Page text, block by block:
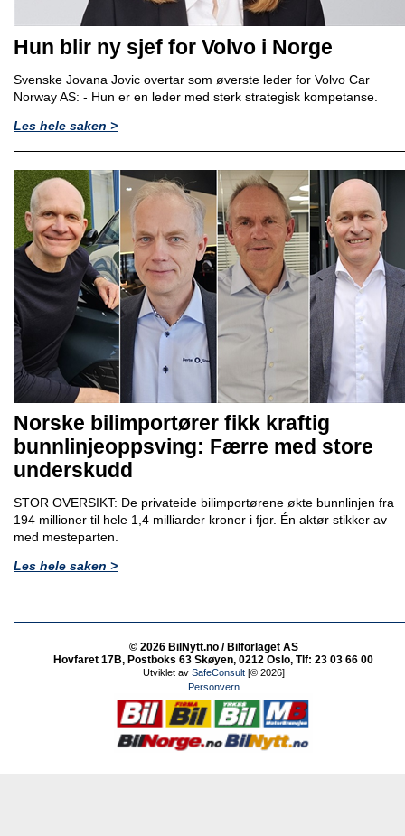
Hun blir ny sjef for Volvo i Norge
Svenske Jovana Jovic overtar som øverste leder for Volvo Car
Norway AS: - Hun er en leder med sterk strategisk kompetanse.
Les hele saken >
Norske bilimportører fikk kraftig
bunnlinjeoppsving: Færre med store
underskudd
STOR OVERSIKT: De privateide bilimportørene økte bunnlinjen fra
194 millioner til hele 1,4 milliarder kroner i fjor. Én aktør stikker av
med mesteparten.
Les hele saken >
© 2026 BilNytt.no / Bilforlaget AS
Hovfaret 17B, Postboks 63 Skøyen, 0212 Oslo, Tlf: 23 03 66 00
Utviklet av SafeConsult[© 2026]
Personvern